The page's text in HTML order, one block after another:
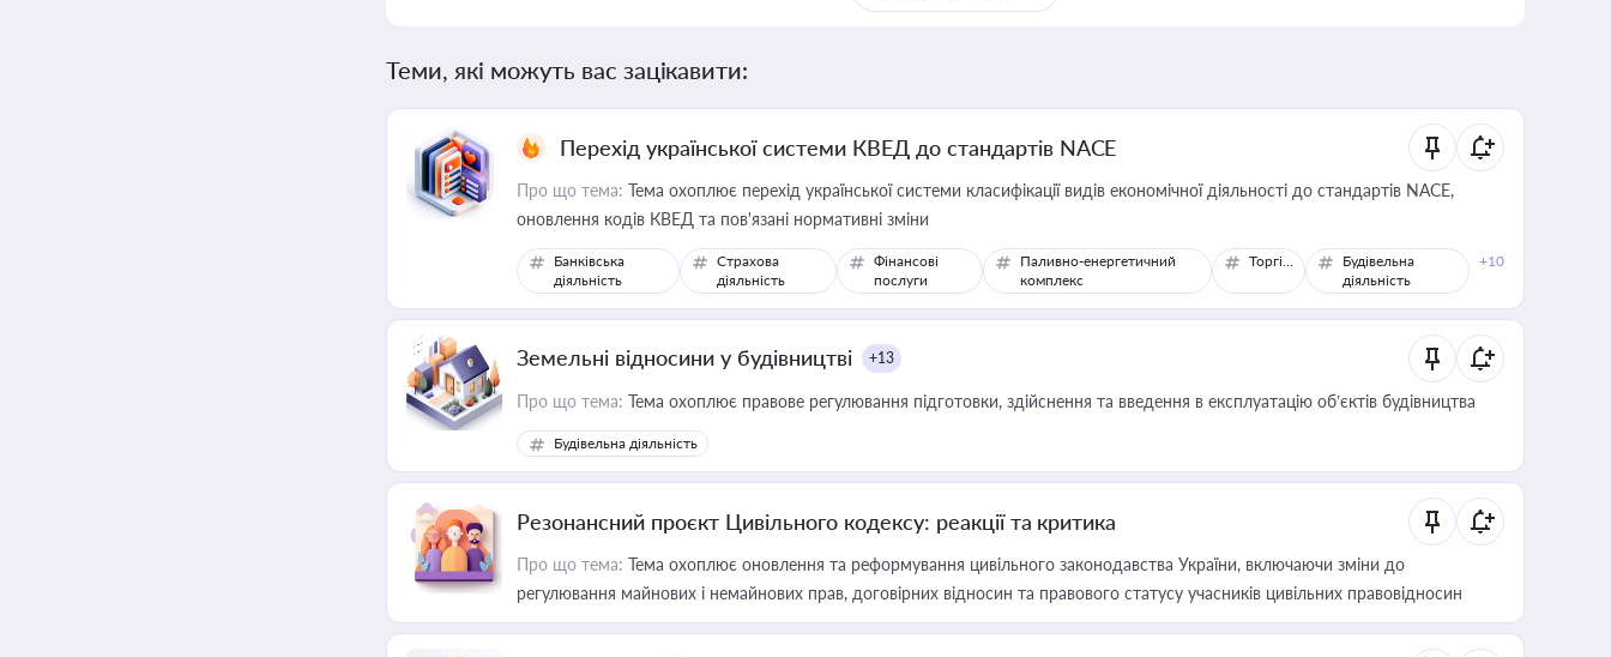
Теми, які можуть вас зацікавити:
Перехід української системи КВЕД до стандартів NACE
Про що тема: Тема охоплює перехід української системи класифікації видів економічної діяльності до стандартів NACE,
оновлення кодів КВЕД та пов'язані нормативні зміни
Банківська
діяльність
Страхова
діяльність
Фінансові
послуги
Паливно-енергетичний
комплекс
Торгівля
Будівельна
діяльність
+10
Земельні відносини у будівництві +13
Про що тема: Тема охоплює правове регулювання підготовки, здійснення та введення в експлуатацію об’єктів будівництва
Будівельна діяльність
Резонансний проєкт Цивільного кодексу: реакції та критика
Про що тема: Тема охоплює оновлення та реформування цивільного законодавства України, включаючи зміни до
регулювання майнових і немайнових прав, договірних відносин та правового статусу учасників цивільних правовідносин